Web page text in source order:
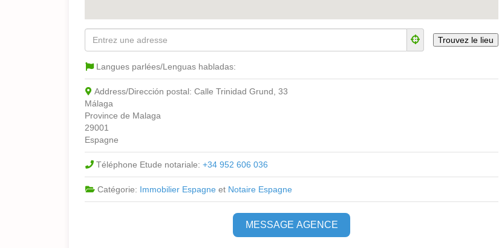
Langues parlées/Lenguas habladas:
Address/Dirección postal: Calle Trinidad Grund, 33
Málaga
Province de Malaga
29001
Espagne
Téléphone Etude notariale: +34 952 606 036
Catégorie: Immobilier Espagneet Notaire Espagne
MESSAGE AGENCE